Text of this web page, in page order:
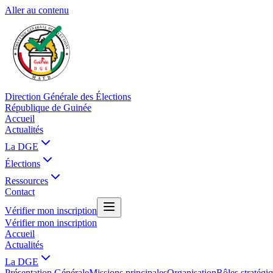
Aller au contenu
Direction Générale des Élections
République de Guinée
Accueil
Actualités
La DGE
Élections
Ressources
Contact
Vérifier mon inscription
Vérifier mon inscription
Accueil
Actualités
La DGE